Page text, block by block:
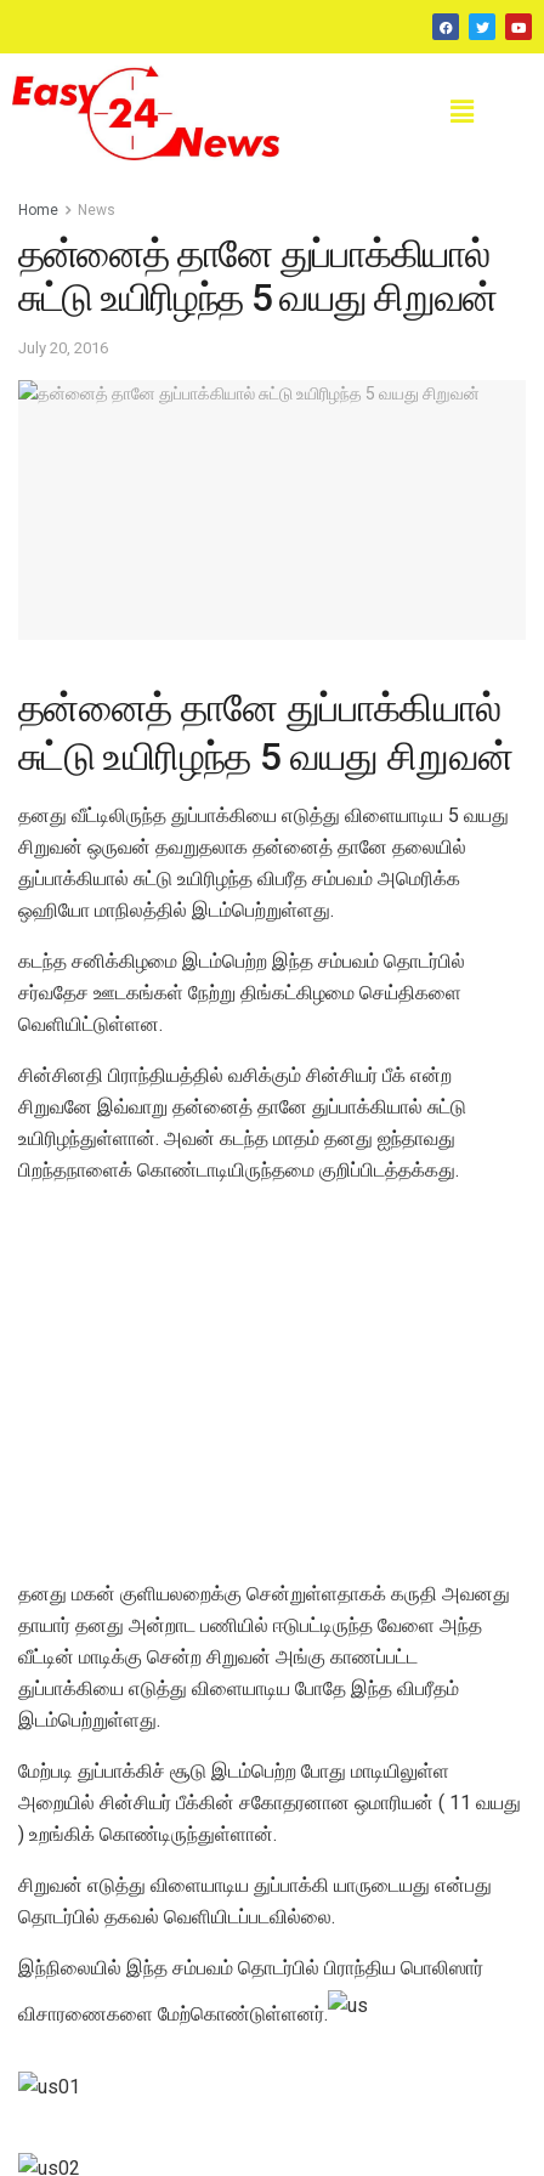
Home News
தன்னைத் தானே துப்பாக்கியால்
சுட்டு உயிரிழந்த 5 வயது சிறுவன்
July 20, 2016
தன்னைத் தானே துப்பாக்கியால்
சுட்டு உயிரிழந்த 5 வயது சிறுவன்
தனது வீட்டிலிருந்த துப்பாக்கியை எடுத்து விளையாடிய 5 வயது
சிறுவன் ஒருவன் தவறுதலாக தன்னைத் தானே தலையில்
துப்பாக்கியால் சுட்டு உயிரிழந்த விபரீத சம்பவம் அமெரிக்க
ஒஹியோ மாநிலத்தில் இடம்பெற்றுள்ளது.
கடந்த சனிக்கிழமை இடம்பெற்ற இந்த சம்பவம் தொடர்பில்
சர்வதேச ஊடகங்கள் நேற்று திங்கட்கிழமை செய்திகளை
வெளியிட்டுள்ளன.
சின்சினதி பிராந்தியத்தில் வசிக்கும் சின்சியர் பீக் என்ற
சிறுவனே இவ்வாறு தன்னைத் தானே துப்பாக்கியால் சுட்டு
உயிரிழந்துள்ளான். அவன் கடந்த மாதம் தனது ஐந்தாவது
பிறந்தநாளைக் கொண்டாடியிருந்தமை குறிப்பிடத்தக்கது.
தனது மகன் குளியலறைக்கு சென்றுள்ளதாகக் கருதி அவனது
தாயார் தனது அன்றாட பணியில் ஈடுபட்டிருந்த வேளை அந்த
வீட்டின் மாடிக்கு சென்ற சிறுவன் அங்கு காணப்பட்ட
துப்பாக்கியை எடுத்து விளையாடிய போதே இந்த விபரீதம்
இடம்பெற்றுள்ளது.
மேற்படி துப்பாக்கிச் சூடு இடம்பெற்ற போது மாடியிலுள்ள
அறையில் சின்சியர் பீக்கின் சகோதரனான ஒமாரியன் ( 11 வயது
) உறங்கிக் கொண்டிருந்துள்ளான்.
சிறுவன் எடுத்து விளையாடிய துப்பாக்கி யாருடையது என்பது
தொடர்பில் தகவல் வெளியிடப்படவில்லை.
இந்நிலையில் இந்த சம்பவம் தொடர்பில் பிராந்திய பொலிஸார்
விசாரணைகளை மேற்கொண்டுள்ளனர்.